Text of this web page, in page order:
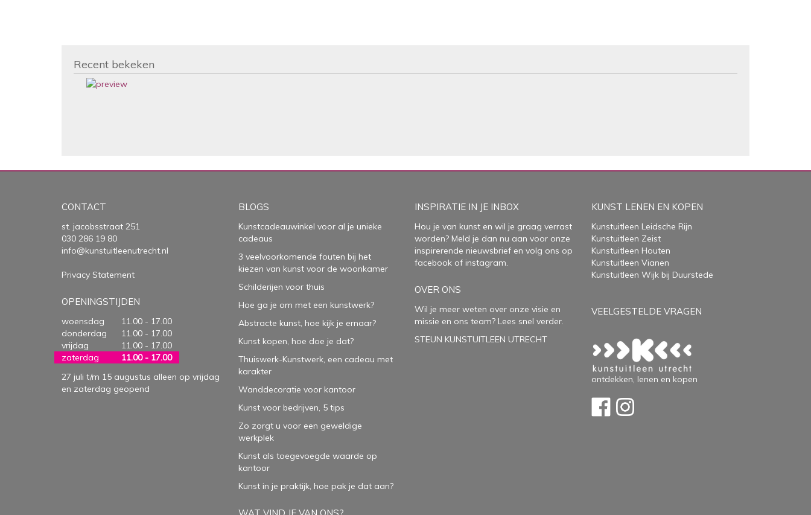
Recent bekeken
CONTACT
st. jacobsstraat 251
030 286 19 80
info@kunstuitleenutrecht.nl
Privacy Statement
OPENINGSTIJDEN
woensdag
11.00 - 17.00
donderdag
11.00 - 17.00
vrijdag
11.00 - 17.00
zaterdag
11.00 - 17.00
27 juli t/m 15 augustus alleen op vrijdag
en zaterdag geopend
BLOGS
Kunstcadeauwinkel voor al je unieke
cadeaus
3 veelvoorkomende fouten bij het
kiezen van kunst voor de woonkamer
Schilderijen voor thuis
Hoe ga je om met een kunstwerk?
Abstracte kunst, hoe kijk je ernaar?
Kunst kopen, hoe doe je dat?
Thuiswerk-Kunstwerk, een cadeau met
karakter
Wanddecoratie voor kantoor
Kunst voor bedrijven, 5 tips
Zo zorgt u voor een geweldige
werkplek
Kunst als toegevoegde waarde op
kantoor
Kunst in je praktijk, hoe pak je dat aan?
WAT VIND JE VAN ONS?
INSPIRATIE IN JE INBOX
Hou je van kunst en wil je graag verrast
worden? Meld je dan nu aan voor onze
inspirerende nieuwsbrief en volg ons op
facebook of instagram
OVER ONS
Wil je meer weten over onze visie en
missie en ons team? Lees snel verder.
STEUN KUNSTUITLEEN UTRECHT
KUNST LENEN EN KOPEN
Kunstuitleen Leidsche Rijn
Kunstuitleen Zeist
Kunstuitleen Houten
Kunstuitleen Vianen
Kunstuitleen Wijk bij Duurstede
VEELGESTELDE VRAGEN
ontdekken, lenen en kopen